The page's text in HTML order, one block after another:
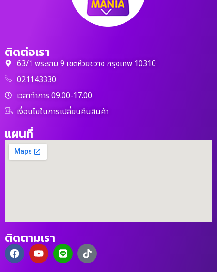
ติดต่อเรา
63/1 พระราม 9 เขตห้วยขวาง กรุงเทพ 10310
021143330
เวลาทำการ 09.00-17.00
เงื่อนไขในการเปลี่ยนคืนสินค้า
แผนที่
ติดตามเรา